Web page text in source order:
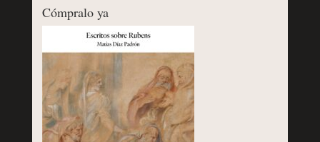
Cómpralo ya